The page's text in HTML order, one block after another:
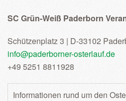
SC Grün-Weiß Paderborn
Schützenplatz 3 | D-33102
info@paderborner-osterlauf.de
+49 5251 8811928
Informationen rund um den